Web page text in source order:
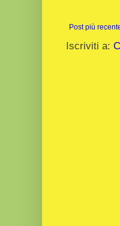
Post più
Iscriviti a: